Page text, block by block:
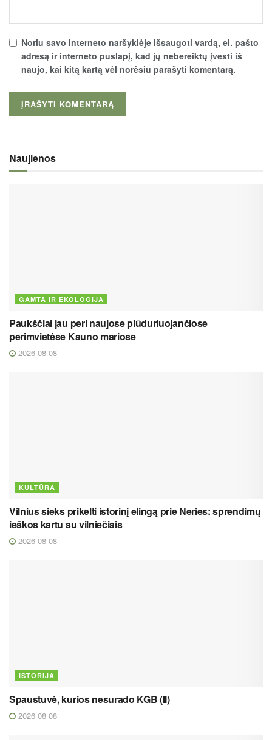
Noriu savo interneto naršyklėje išsaugoti vardą, el. pašto
adresą ir interneto puslapį, kad jų nebereiktų įvesti iš
naujo, kai kitą kartą vėl norėsiu parašyti komentarą.
Naujienos
GAMTA IR EKOLOGIJA
Paukščiai jau peri naujose plūduriuojančiose
perimvietėse Kauno mariose
2026 08 08
KULTŪRA
Vilnius sieks prikelti istorinį elingą prie Neries: sprendimų
ieškos kartu su vilniečiais
2026 08 08
ISTORIJA
Spaustuvė, kurios nesurado KGB (II)
2026 08 08